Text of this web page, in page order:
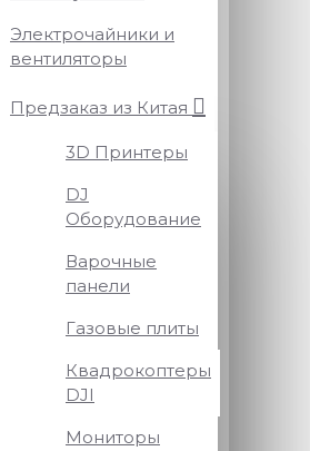
Электрочайники и
вентиляторы
Предзаказ из Китая
3D Принтеры
DJ
Оборудование
Варочные
панели
Газовые плиты
Квадрокоптеры
DJI
Мониторы